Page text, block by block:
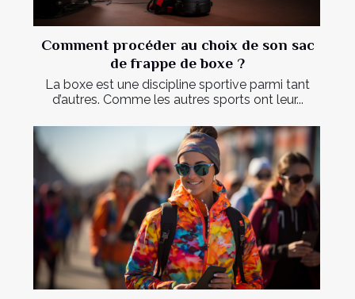
Comment procéder au choix de son sac
de frappe de boxe ?
La boxe est une discipline sportive parmi tant
d’autres. Comme les autres sports ont leur...